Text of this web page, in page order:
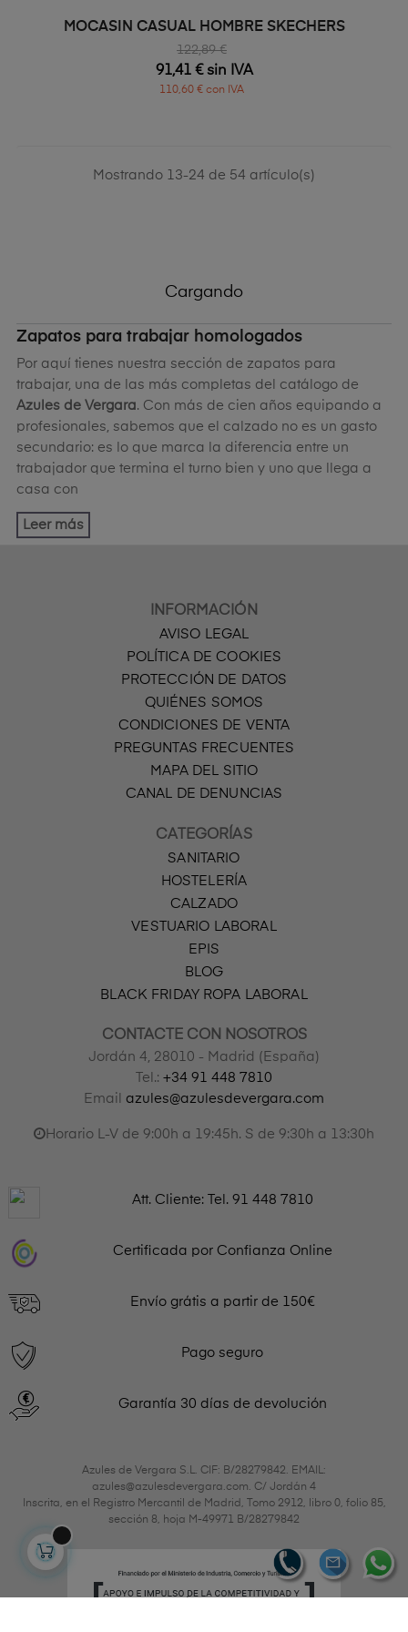
MOCASIN CASUAL HOMBRE SKECHERS
122,89 €
91,41 € sin IVA
110,60 € con IVA
Mostrando 13-24 de 54 artículo(s)
Cargando
Zapatos para trabajar homologados
Por aquí tienes nuestra sección de zapatos para
trabajar, una de las más completas del catálogo de
Azules de Vergara. Con más de cien años equipando a
profesionales, sabemos que el calzado no es un gasto
secundario: es lo que marca la diferencia entre un
trabajador que termina el turno bien y uno que llega a
casa con
Leer más
INFORMACIÓN
AVISO LEGAL
POLÍTICA DE COOKIES
PROTECCIÓN DE DATOS
QUIÉNES SOMOS
CONDICIONES DE VENTA
PREGUNTAS FRECUENTES
MAPA DEL SITIO
CANAL DE DENUNCIAS
CATEGORÍAS
SANITARIO
HOSTELERÍA
CALZADO
VESTUARIO LABORAL
EPIS
BLOG
BLACK FRIDAY ROPA LABORAL
CONTACTE CON NOSOTROS
Jordán 4, 28010 - Madrid (España)
Tel.: +34 91 448 7810
Email azules@azulesdevergara.com
Horario L-V de 9:00h a 19:45h. S de 9:30h a 13:30h
Att. Cliente: Tel. 91 448 7810
Certificada por Confianza Online
Envío grátis a partir de 150€
Pago seguro
Garantía 30 días de devolución
Azules de Vergara S.L. CIF: B/28279842. EMAIL:
azules@azulesdevergara.com. C/ Jordán 4
Inscrita, en el Registro Mercantil de Madrid, Tomo 2912, libro 0, folio 85,
sección 8, hoja M-49971 B/28279842